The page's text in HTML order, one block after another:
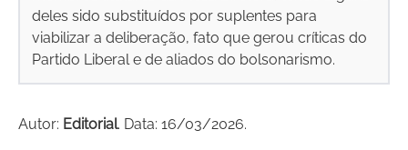
deles sido substituídos por suplentes para
viabilizar a deliberação, fato que gerou críticas do
Partido Liberal e de aliados do bolsonarismo.
Autor: Editorial. Data: 16/03/2026.